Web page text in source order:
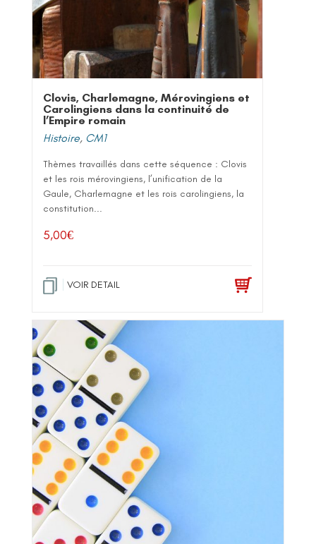
Clovis, Charlemagne, Mérovingiens et
Carolingiens dans la continuité de
l’Empire romain
Histoire, CM1
Thèmes travaillés dans cette séquence : Clovis
et les rois mérovingiens, l’unification de la
Gaule, Charlemagne et les rois carolingiens, la
constitution...
5,00€
VOIR DETAIL